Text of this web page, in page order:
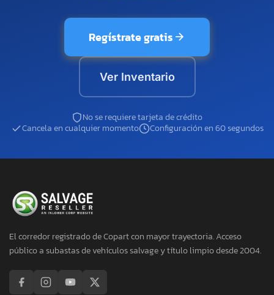
Regístrate gratis
Ver Inventario
No se requiere tarjeta de crédito
Cancela en cualquier momento
Configuración en 60 segundos
El corredor registrado de Copart con mayor trayectoria. Acceso
público a subastas de vehículos salvage y título limpio desde 2004.